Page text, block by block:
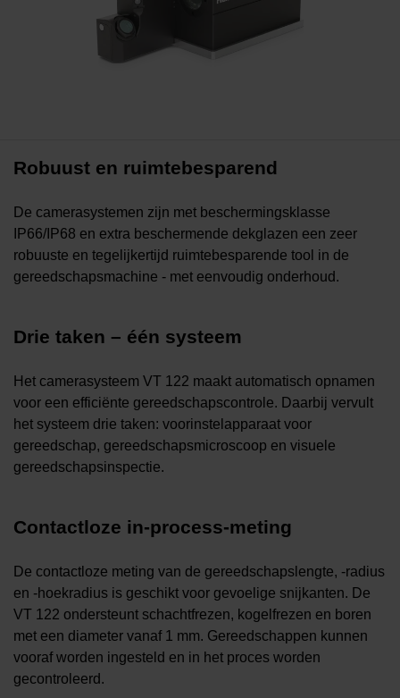
Robuust en ruimtebesparend
De camerasystemen zijn met beschermingsklasse
IP66/IP68 en extra beschermende dekglazen een zeer
robuuste en tegelijkertijd ruimtebesparende tool in de
gereedschapsmachine - met eenvoudig onderhoud.
Drie taken – één systeem
Het camerasysteem VT 122 maakt automatisch opnamen
voor een efficiënte gereedschapscontrole. Daarbij vervult
het systeem drie taken: voorinstelapparaat voor
gereedschap, gereedschapsmicroscoop en visuele
gereedschapsinspectie.
Contactloze in-process-meting
De contactloze meting van de gereedschapslengte, -radius
en -hoekradius is geschikt voor gevoelige snijkanten. De
VT 122 ondersteunt schachtfrezen, kogelfrezen en boren
met een diameter vanaf 1 mm. Gereedschappen kunnen
vooraf worden ingesteld en in het proces worden
gecontroleerd.